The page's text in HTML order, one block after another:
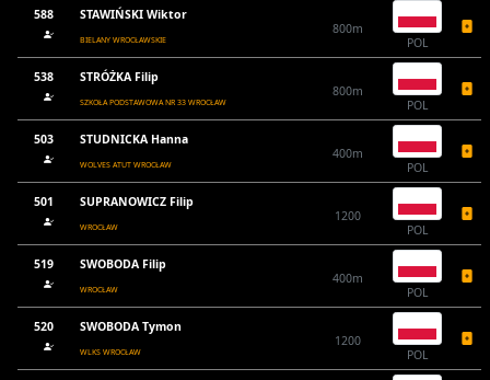
588 STAWIŃSKI Wiktor
BIELANY WROCŁAWSKIE
800m
POL
538 STRÓŻKA Filip
SZKOŁA PODSTAWOWA NR 33 WROCŁAW
800m
POL
503 STUDNICKA Hanna
WOLVES ATUT WROCŁAW
400m
POL
501 SUPRANOWICZ Filip
WROCŁAW
1200
POL
519 SWOBODA Filip
WROCŁAW
400m
POL
520 SWOBODA Tymon
WLKS WROCŁAW
1200
POL